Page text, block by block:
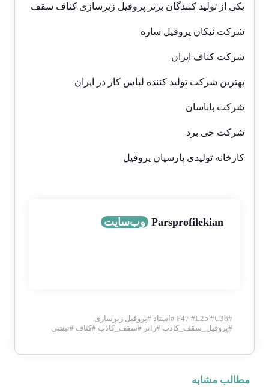
یکی از تولید کنندگان برتر پروفیل زیرسازی کناف سقف
شرکت نیکان پروفیل ساره
شرکت کناف ایران
بهترین شرکت تولید کننده لباس کار در ایران
شرکت باناسان
شرکت جی برد
کارخانه تولیدی پارسیان پروفیل
Parsprofilekian وب‌سایت
#
F47 #L25 #U36
# استاد #پروفیل زیرسازی
#پروفیل_سقف_کاذب #رانر #سقف_کاذب #کناف #نبشی
مطالب مشابه